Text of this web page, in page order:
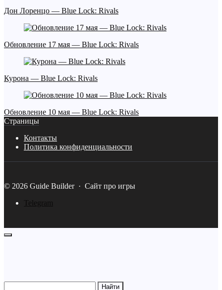
Дон Лоренцо — Blue Lock: Rivals
Обновление 17 мая — Blue Lock: Rivals
Курона — Blue Lock: Rivals
Обновление 10 мая — Blue Lock: Rivals
Страницы
Контакты
Политика конфиденциальности
© 2026 Guide Builder· Сайт про игры
Telegram